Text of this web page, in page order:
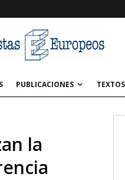
PUBLICACIONES TEXTOS
la